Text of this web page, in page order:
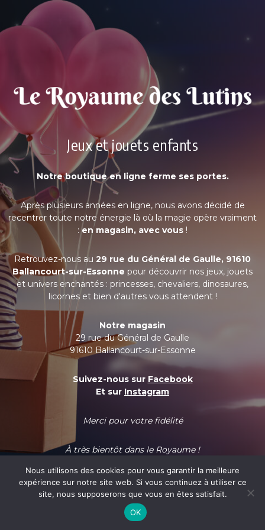
Jeux et jouets enfants
Notre boutique en ligne ferme ses portes.
Après plusieurs années en ligne, nous avons décidé de
recentrer toute notre énergie là où la magie opère vraiment
:en magasin, avec vous !
Retrouvez-nous au 29 rue du Général de Gaulle, 91610
Ballancourt-sur-Essonne pour découvrir nos jeux, jouets
et univers enchantés : princesses, chevaliers, dinosaures,
licornes et bien d'autres vous attendent !
Notre magasin
29 rue du Général de Gaulle
91610 Ballancourt-sur-Essonne
Suivez-nous sur Facebook
Et sur Instagram
Merci pour votre fidélité
À très bientôt dans le Royaume !
Nous utilisons des cookies pour vous garantir la meilleure
expérience sur notre site web. Si vous continuez à utiliser ce
site, nous supposerons que vous en êtes satisfait.
OK